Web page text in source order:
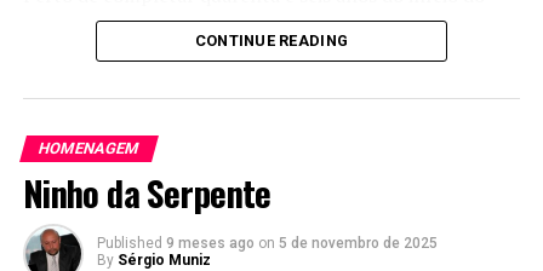
programa, tinha ele como tema de abertura a música
“Cor de Rosa Choque”, de Rita Lee e Roberto de Carvalho.
Clodovil tratando sobre moda, Ala Szerman sobre
Educação física e Marta Suplicy sobre sexologia e
comportamento. Inesquecível.
CONTINUE READING
HOMENAGEM
Ninho da Serpente
Published 9 meses ago on 5 de novembro de 2025
By Sérgio Muniz